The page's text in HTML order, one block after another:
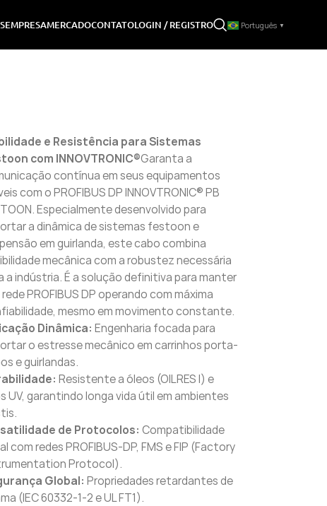
EMPRESAMERCADOCONTATOLOGIN / REGISTRO Português ▼
e Resistência para Sistemas
com INNOVTRONIC®Garanta a
contínua em seus equipamentos
com o PROFIBUS DP INNOVTRONIC® PB
Especialmente desenvolvido para
a dinâmica de sistemas festoon e
em guirlanda, este cabo combina
mecânica com a robustez necessária
a indústria. É a solução definitiva para manter
PROFIBUS DP operando com máxima
mesmo em movimento constante.
Dinâmica: Engenharia focada para
o estresse mecânico em carrinhos porta-
e guirlandas.
Resistente a óleos (OILRES I) e
UV, garantindo longa vida útil em ambientes
de Protocolos: Compatibilidade
com redes PROFIBUS-DP, FMS e FIP (Factory
Protocol).
Global: Propriedades retardantes de
(IEC 60332-1-2 e UL FT1).